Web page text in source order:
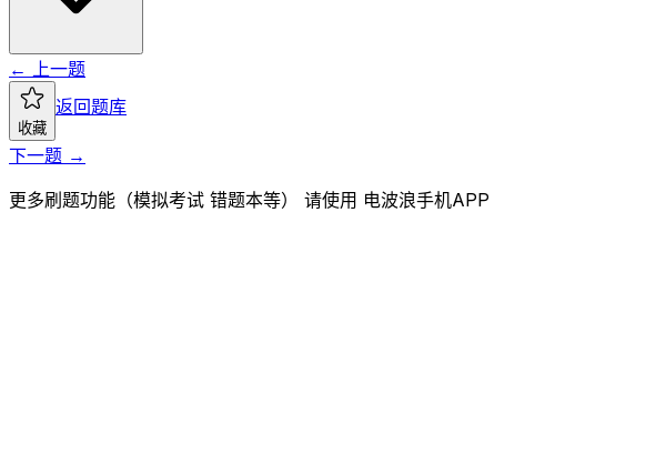
← 上一题
收藏
返回题库
下一题 →
更多刷题功能（模拟考试 错题本等） 请使用 电波浪手机APP